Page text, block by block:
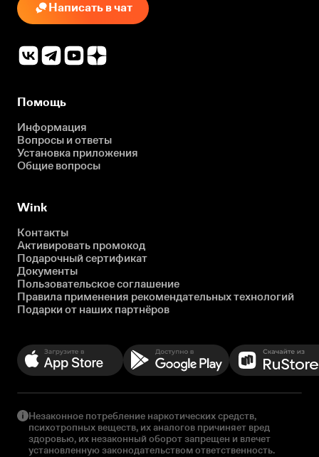
Написать в чат
Помощь
Информация
Вопросы и ответы
Установка приложения
Общие вопросы
Wink
Контакты
Активировать промокод
Подарочный сертификат
Документы
Пользовательское соглашение
Правила применения рекомендательных технологий
Подарки от наших партнёров
Незаконное потребление наркотических средств,
психотропных веществ, их аналогов причиняет вред
здоровью, их незаконный оборот запрещен и влечет
установленную законодательством ответственность.